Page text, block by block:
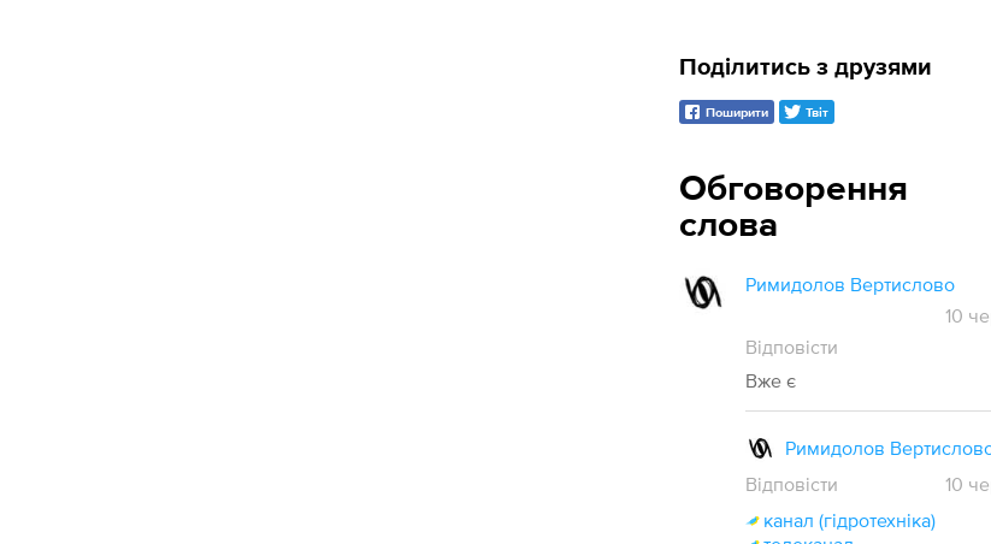
Обговорення
слова
Римидолов Вертислово
10
Відповісти
Вже є
Римидолов
Відповісти
10
канал (гідротехніка)
Поділитись з друзями
Поширити Твіт